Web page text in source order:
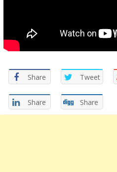
Share Tweet
Share Share